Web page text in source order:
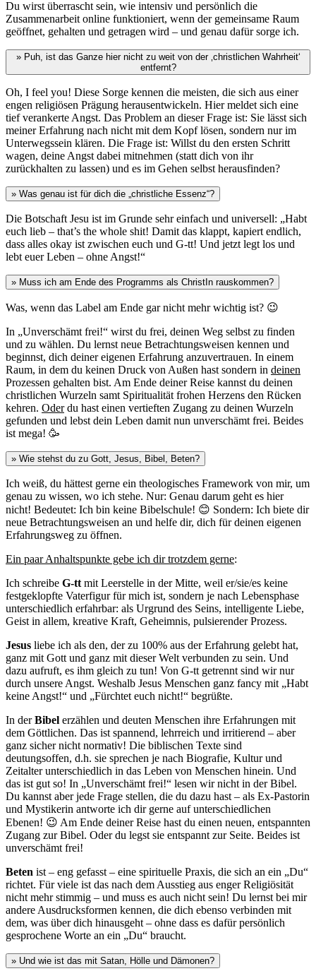
Du wirst überrascht sein, wie intensiv und persönlich die
Zusammenarbeit online funktioniert, wenn der gemeinsame Raum
geöffnet, gehalten und getragen wird – und genau dafür sorge ich.
» Puh, ist das Ganze hier nicht zu weit von der ‚christlichen Wahrheit‘
entfernt?
Oh, I feel you! Diese Sorge kennen die meisten, die sich aus einer
engen religiösen Prägung herausentwickeln. Hier meldet sich eine
tief verankerte Angst. Das Problem an dieser Frage ist: Sie lässt sich
meiner Erfahrung nach nicht mit dem Kopf lösen, sondern nur im
Unterwegssein klären. Die Frage ist: Willst du den ersten Schritt
wagen, deine Angst dabei mitnehmen (statt dich von ihr
zurückhalten zu lassen) und es im Gehen selbst herausfinden?
» Was genau ist für dich die „christliche Essenz“?
Die Botschaft Jesu ist im Grunde sehr einfach und universell: „Habt
euch lieb – that’s the whole shit! Damit das klappt, kapiert endlich,
dass alles okay ist zwischen euch und G-tt! Und jetzt legt los und
lebt euer Leben – ohne Angst!“
» Muss ich am Ende des Programms als ChristIn rauskommen?
Was, wenn das Label am Ende gar nicht mehr wichtig ist? 😉
In „Unverschämt frei!“ wirst du frei, deinen Weg selbst zu finden
und zu wählen. Du lernst neue Betrachtungsweisen kennen und
beginnst, dich deiner eigenen Erfahrung anzuvertrauen. In einem
Raum, in dem du keinen Druck von Außen hast sondern in deinen
Prozessen gehalten bist. Am Ende deiner Reise kannst du deinen
christlichen Wurzeln samt Spiritualität frohen Herzens den Rücken
kehren. Oderdu hast einen vertieften Zugang zu deinen Wurzeln
gefunden und lebst dein Leben damit nun unverschämt frei. Beides
ist mega! 🥳
» Wie stehst du zu Gott, Jesus, Bibel, Beten?
Ich weiß, du hättest gerne ein theologisches Framework von mir, um
genau zu wissen, wo ich stehe. Nur: Genau darum geht es hier
nicht! Bedeutet: Ich bin keine Bibelschule! 😊 Sondern: Ich biete dir
neue Betrachtungsweisen an und helfe dir, dich für deinen eigenen
Erfahrungsweg zu öffnen.
Ein paar Anhaltspunkte gebe ich dir trotzdem gerne:
Ich schreibe G-tt mit Leerstelle in der Mitte, weil er/sie/es keine
festgeklopfte Vaterfigur für mich ist, sondern je nach Lebensphase
unterschiedlich erfahrbar: als Urgrund des Seins, intelligente Liebe,
Geist in allem, kreative Kraft, Geheimnis, pulsierender Prozess.
Jesus liebe ich als den, der zu 100% aus der Erfahrung gelebt hat,
ganz mit Gott und ganz mit dieser Welt verbunden zu sein. Und
dazu aufruft, es ihm gleich zu tun! Von G-tt getrennt sind wir nur
durch unsere Angst. Weshalb Jesus Menschen ganz fancy mit „Habt
keine Angst!“ und „Fürchtet euch nicht!“ begrüßte.
In derBibel erzählen und deuten Menschen ihre Erfahrungen mit
dem Göttlichen. Das ist spannend, lehrreich und irritierend – aber
ganz sicher nicht normativ! Die biblischen Texte sind
deutungsoffen, d.h. sie sprechen je nach Biografie, Kultur und
Zeitalter unterschiedlich in das Leben von Menschen hinein. Und
das ist gut so! In „Unverschämt frei!“ lesen wir nicht in der Bibel.
Du kannst aber jede Frage stellen, die du dazu hast – als Ex-Pastorin
und Mystikerin antworte ich dir gerne auf unterschiedlichen
Ebenen! 😉 Am Ende deiner Reise hast du einen neuen, entspannten
Zugang zur Bibel. Oder du legst sie entspannt zur Seite. Beides ist
unverschämt frei!
Beten ist – eng gefasst – eine spirituelle Praxis, die sich an ein „Du“
richtet. Für viele ist das nach dem Ausstieg aus enger Religiösität
nicht mehr stimmig – und muss es auch nicht sein! Du lernst bei mir
andere Ausdrucksformen kennen, die dich ebenso verbinden mit
dem, was über dich hinausgeht – ohne dass es dafür persönlich
gesprochene Worte an ein „Du“ braucht.
» Und wie ist das mit Satan, Hölle und Dämonen?